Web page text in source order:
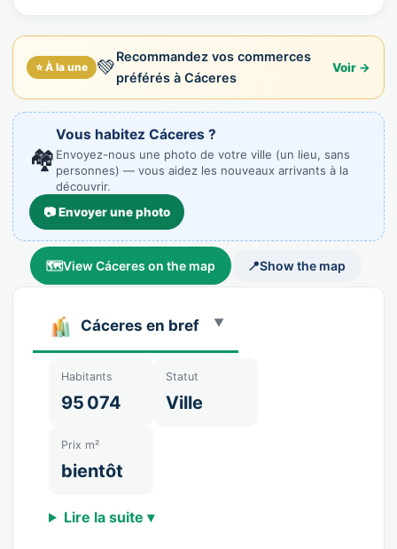
⭐ À la une 💚Recommandez vos commerces
préférés à Cáceres
Voir →
🏘️
Vous habitez Cáceres ?
Envoyez-nous une photo de votre ville (un lieu, sans
personnes) — vous aidez les nouveaux arrivants à la
découvrir.
📷 Envoyer une photo
🗺️View Cáceres on the map 📍Show the map
Cáceres en bref
Habitants
95 074
Statut
Ville
Prix m²
bientôt
Lire la suite ▾